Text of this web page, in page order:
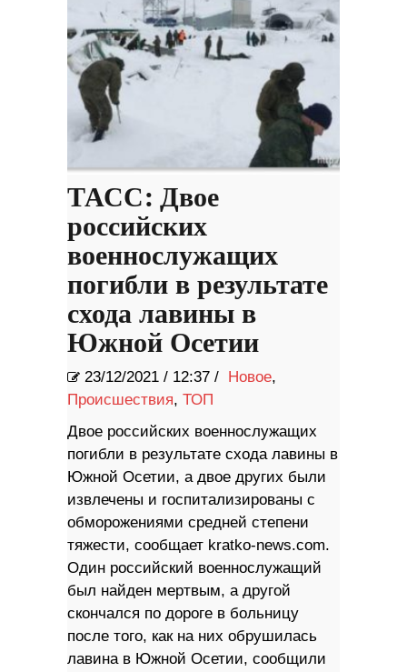
ТАСС: Двое
российских
военнослужащих
погибли в результате
схода лавины в
Южной Осетии
23/12/2021 / 12:37 / Новое,
Происшествия, ТОП
Двое российских военнослужащих
погибли в результате схода лавины в
Южной Осетии, а двое других были
извлечены и госпитализированы с
обморожениями средней степени
тяжести, сообщает kratko-news.com.
Один российский военнослужащий
был найден мертвым, а другой
скончался по дороге в больницу
после того, как на них обрушилась
лавина в Южной Осетии, сообщили